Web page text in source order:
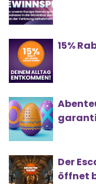
15%
Der
öffnet